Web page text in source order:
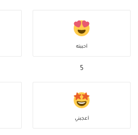
أحببته
5
أعجبني